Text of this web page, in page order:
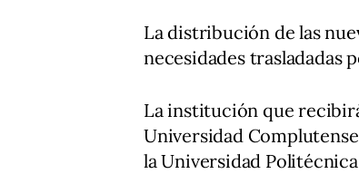
La distribución de las
necesidades trasladadas
La institución que
Universidad
la Universidad